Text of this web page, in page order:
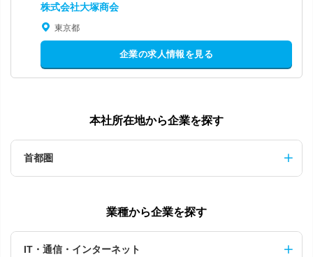
株式会社大塚商会
東京都
企業の求人情報を見る
本社所在地から企業を探す
首都圏
業種から企業を探す
IT・通信・インターネット